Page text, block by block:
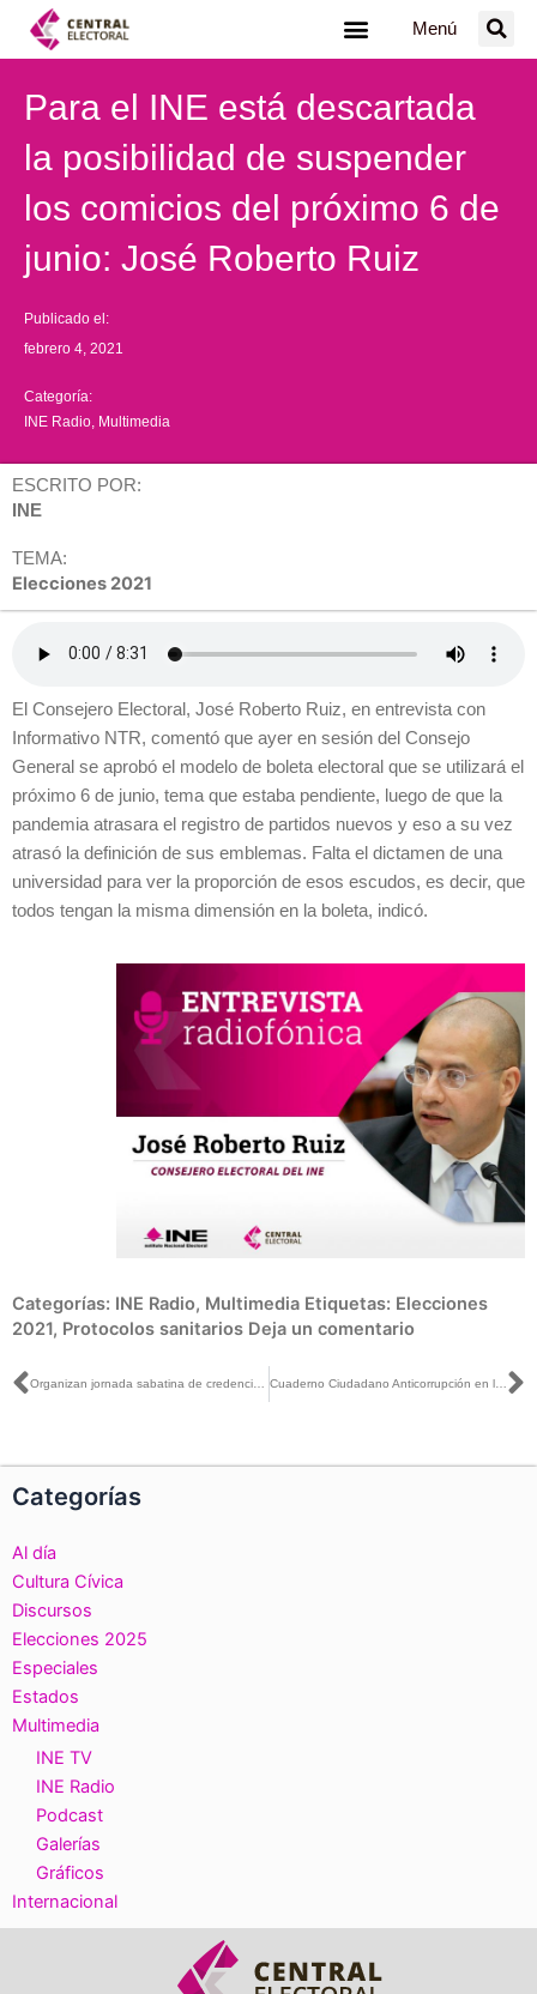
Menú
Para el INE está descartada
la posibilidad de suspender
los comicios del próximo 6 de
junio: José Roberto Ruiz
Publicado el:
febrero 4, 2021
Categoría:
INE Radio Multimedia
ESCRITO POR:
INE
TEMA:
Elecciones 2021
El Consejero Electoral, José Roberto Ruiz, en entrevista con
Informativo NTR, comentó que ayer en sesión del Consejo
General se aprobó el modelo de boleta electoral que se utilizará el
próximo 6 de junio, tema que estaba pendiente, luego de que la
pandemia atrasara el registro de partidos nuevos y eso a su vez
atrasó la definición de sus emblemas. Falta el dictamen de una
universidad para ver la proporción de esos escudos, es decir, que
todos tengan la misma dimensión en la boleta, indicó.
Categorías: INE Radio, Multimedia Etiquetas: Elecciones
2021, Protocolos sanitarios Deja un comentario
Ant Cuaderno Ciudadano Anticorrupción en las Elecciones 2020-2021
Categorías
Al día
Cultura Cívica
Discursos
Elecciones 2025
Especiales
Estados
Multimedia
INE TV
INE Radio
Podcast
Galerías
Gráficos
Internacional